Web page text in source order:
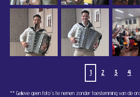
1 2 3 4
** Gelieve geen foto's te nemen zonder toestemming van de